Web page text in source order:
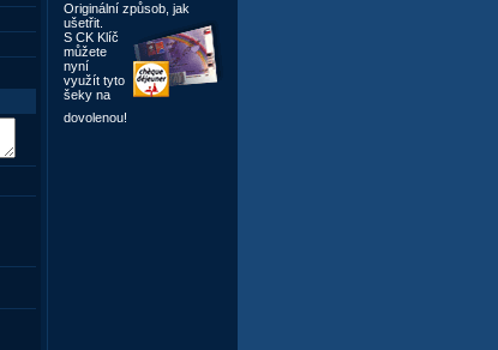
Originální způsob, jak
ušetřit.
S CK Klíč
můžete
nyní
využít tyto
šeky na
dovolenou!